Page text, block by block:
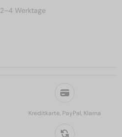
Kreditkarte, PayPal, Klarna
2–4 Werktage